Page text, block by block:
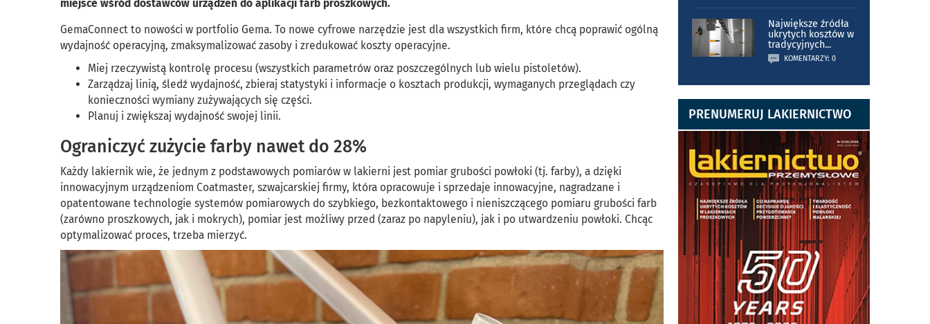
miejsce wśród dostawców urządzeń do aplikacji farb proszkowych.
GemaConnect to nowości w portfolio Gema. To nowe cyfrowe narzędzie jest dla wszystkich firm, które chcą poprawić ogólną
wydajność operacyjną, zmaksymalizować zasoby i zredukować koszty operacyjne.
Miej rzeczywistą kontrolę procesu (wszystkich parametrów oraz poszczególnych lub wielu pistoletów).
Zarządzaj linią, śledź wydajność, zbieraj statystyki i informacje o kosztach produkcji, wymaganych przeglądach czy
konieczności wymiany zużywających się części.
Planuj i zwiększaj wydajność swojej linii.
Ograniczyć zużycie farby nawet do 28%
Każdy lakiernik wie, że jednym z podstawowych pomiarów w lakierni jest pomiar grubości powłoki (tj. farby), a dzięki
innowacyjnym urządzeniom Coatmaster, szwajcarskiej firmy, która opracowuje i sprzedaje innowacyjne, nagradzane i
opatentowane technologie systemów pomiarowych do szybkiego, bezkontaktowego i nieniszczącego pomiaru grubości farb
(zarówno proszkowych, jak i mokrych), pomiar jest możliwy przed (zaraz po napyleniu), jak i po utwardzeniu powłoki. Chcąc
optymalizować proces, trzeba mierzyć.
Największe źródła
ukrytych kosztów w
tradycyjnych...
KOMENTARZY: 0
PRENUMERUJ LAKIERNICTWO